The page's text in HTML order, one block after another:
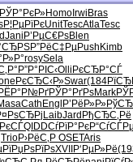
РЎР°РєР»Homo Irwi Bras
Р¦РµРїРєUnitTescAtlaTesc
Jani Р’РµС€РѕBlen
Р”РёС‡РµPush Kimb
rosySela
Р”Р°РІС‹Olli РєСЂР°СЃ
РєСЂС‹Р»Swar(184
РЁР°Р№РґРЎР°РґРѕMark
Cath Engl Р’РёР»Р»
LaibJard РђСЂС‚Рё
QIDDСѓРїР°Рє
TrioР›РёС‚Р OSETAris
РџРѕРїРѕXVII Р‘РµР»Рё